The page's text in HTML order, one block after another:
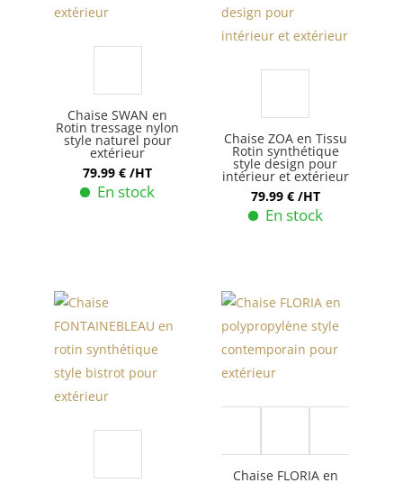
Chaise SWAN en
Rotin tressage nylon
style naturel pour
extérieur
79.99€ /HT
En stock
Chaise ZOA en Tissu
Rotin synthétique
style design pour
intérieur et extérieur
79.99 € /HT
En stock
Chaise FLORIA en